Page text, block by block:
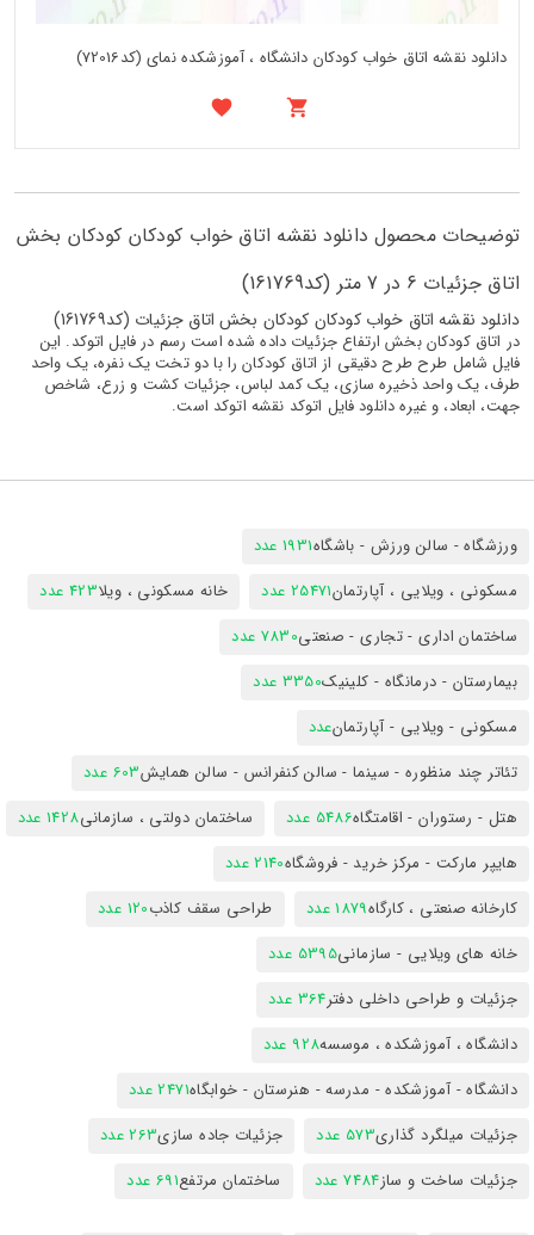
دانلود نقشه اتاق خواب کودکان دانشگاه ، آموزشکده نمای (کد72016)
توضیحات محصول دانلود نقشه اتاق خواب کودکان کودکان بخش
اتاق جزئیات 6 در 7 متر (کد161769)
دانلود نقشه اتاق خواب کودکان کودکان بخش اتاق جزئیات (کد161769)
در اتاق کودکان بخش ارتفاع جزئیات داده شده است رسم در فایل اتوکد. این
فایل شامل طرح طرح دقیقی از اتاق کودکان را با دو تخت یک نفره، یک واحد
طرف، یک واحد ذخیره سازی، یک کمد لباس، جزئیات کشت و زرع، شاخص
جهت، ابعاد، و غیره دانلود فایل اتوکد نقشه اتوکد است.
ورزشگاه - سالن ورزش - باشگاه1931 عدد
مسکونی ، ویلایی ، آپارتمان25471 عدد خانه مسکونی ، ویلا423 عدد
ساختمان اداری - تجاری - صنعتی7830 عدد
بیمارستان - درمانگاه - کلینیک3350 عدد
مسکونی - ویلایی - آپارتمانعدد
تئاتر چند منظوره - سینما - سالن کنفرانس - سالن همایش603 عدد
هتل - رستوران - اقامتگاه5486 عدد ساختمان دولتی ، سازمانی1428 عدد
هایپر مارکت - مرکز خرید - فروشگاه2140 عدد
کارخانه صنعتی ، کارگاه1879 عدد طراحی سقف کاذب120 عدد
خانه های ویلایی - سازمانی5395 عدد
جزئیات و طراحی داخلی دفتر364 عدد
دانشگاه ، آموزشکده ، موسسه928 عدد
دانشگاه - آموزشکده - مدرسه - هنرستان - خوابگاه2471 عدد
جزئیات میلگرد گذاری573 عدد جزئیات جاده سازی263 عدد
جزئیات ساخت و ساز7484 عدد ساختمان مرتفع691 عدد